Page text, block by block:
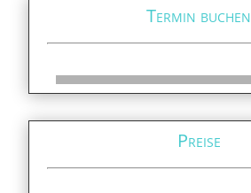
Termin buchen
Preise